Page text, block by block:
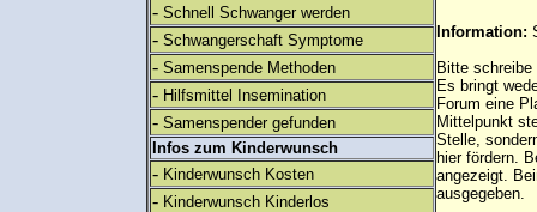
- Schnell Schwanger werden
- Schwangerschaft Symptome
- Samenspende Methoden
- Hilfsmittel Insemination
- Samenspender gefunden
Infos zum Kinderwunsch
- Kinderwunsch Kosten
- Kinderwunsch Kinderlos
Information:
Bitte
Es bringt
Forum eine
Mittelpunkt
Stelle,
hier fördern.
angezeigt.
ausgegeben.